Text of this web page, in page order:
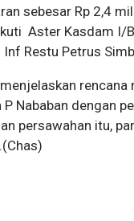
sebesar Rp 2,4
Aster Kasdam I/
Restu Petrus
P Nababan dengan
persawahan itu,